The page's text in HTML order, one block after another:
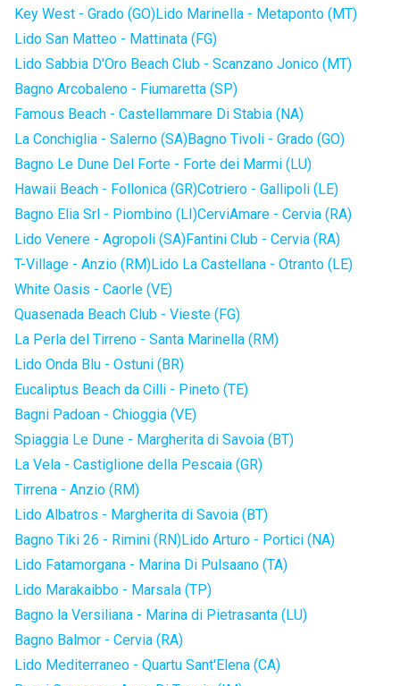
Key West - Grado (GO)Lido Marinella - Metaponto (MT)
Lido San Matteo - Mattinata (FG)
Lido Sabbia D'Oro Beach Club - Scanzano Jonico (MT)
Bagno Arcobaleno - Fiumaretta (SP)
Famous Beach - Castellammare Di Stabia (NA)
La Conchiglia - Salerno (SA)Bagno Tivoli - Grado (GO)
Bagno Le Dune Del Forte - Forte dei Marmi (LU)
Hawaii Beach - Follonica (GR)Cotriero - Gallipoli (LE)
Bagno Elia Srl - Piombino (LI)CerviAmare - Cervia (RA)
Lido Venere - Agropoli (SA)Fantini Club - Cervia (RA)
T-Village - Anzio (RM)Lido La Castellana - Otranto (LE)
White Oasis - Caorle (VE)
Quasenada Beach Club - Vieste (FG)
La Perla del Tirreno - Santa Marinella (RM)
Lido Onda Blu - Ostuni (BR)
Eucaliptus Beach da Cilli - Pineto (TE)
Bagni Padoan - Chioggia (VE)
Spiaggia Le Dune - Margherita di Savoia (BT)
La Vela - Castiglione della Pescaia (GR)
Tirrena - Anzio (RM)
Lido Albatros - Margherita di Savoia (BT)
Bagno Tiki 26 - Rimini (RN)Lido Arturo - Portici (NA)
Lido Fatamorgana - Marina Di Pulsaano (TA)
Lido Marakaibbo - Marsala (TP)
Bagno la Versiliana - Marina di Pietrasanta (LU)
Bagno Balmor - Cervia (RA)
Lido Mediterraneo - Quartu Sant'Elena (CA)